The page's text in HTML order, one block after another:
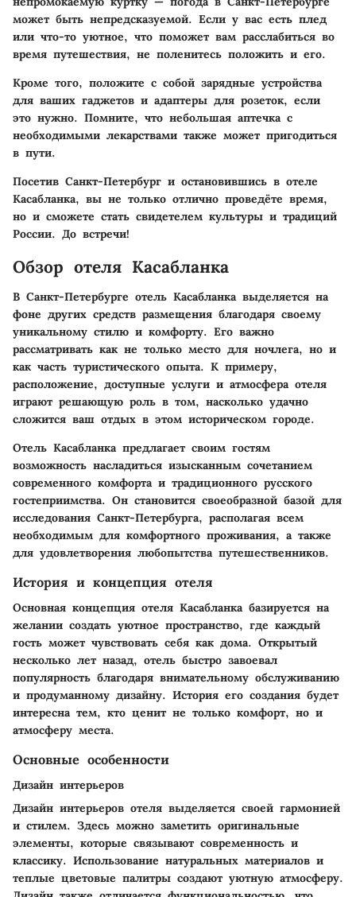
может быть непредсказуемой. Если у вас есть плед
или что-то уютное, что поможет вам расслабиться во
время путешествия, не поленитесь положить и его.
Кроме того, положите с собой зарядные устройства
для ваших гаджетов и адаптеры для розеток, если
это нужно. Помните, что небольшая аптечка с
необходимыми лекарствами также может пригодиться
в пути.
Посетив Санкт-Петербург и остановившись в отеле
Касабланка, вы не только отлично проведёте время,
но и сможете стать свидетелем культуры и традиций
России. До встречи!
Обзор отеля Касабланка
В Санкт-Петербурге отель Касабланка выделяется на
фоне других средств размещения благодаря своему
уникальному стилю и комфорту. Его важно
рассматривать как не только место для ночлега, но и
как часть туристического опыта. К примеру,
расположение, доступные услуги и атмосфера отеля
играют решающую роль в том, насколько удачно
сложится ваш отдых в этом историческом городе.
Отель Касабланка предлагает своим гостям
возможность насладиться изысканным сочетанием
современного комфорта и традиционного русского
гостеприимства. Он становится своеобразной базой для
исследования Санкт-Петербурга, располагая всем
необходимым для комфортного проживания, а также
для удовлетворения любопытства путешественников.
История и концепция отеля
Основная концепция отеля Касабланка базируется на
желании создать уютное пространство, где каждый
гость может чувствовать себя как дома. Открытый
несколько лет назад, отель быстро завоевал
популярность благодаря внимательному обслуживанию
и продуманному дизайну. История его создания будет
интересна тем, кто ценит не только комфорт, но и
атмосферу места.
Основные особенности
Дизайн интерьеров
Дизайн интерьеров отеля выделяется своей гармонией
и стилем. Здесь можно заметить оригинальные
элементы, которые связывают современность и
классику. Использование натуральных материалов и
теплые цветовые палитры создают уютную атмосферу.